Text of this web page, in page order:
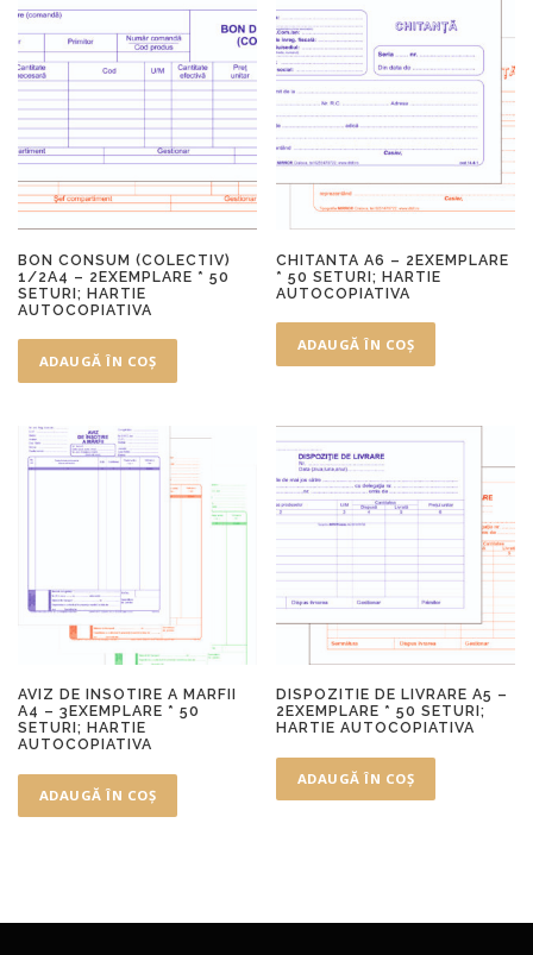
BON CONSUM (COLECTIV)
1/2A4 – 2EXEMPLARE * 50
SETURI; HARTIE
AUTOCOPIATIVA
ADAUGĂ ÎN COȘ
CHITANTA A6 – 2EXEMPLARE
* 50 SETURI; HARTIE
AUTOCOPIATIVA
ADAUGĂ ÎN COȘ
AVIZ DE INSOTIRE A MARFII
A4 – 3EXEMPLARE * 50
SETURI; HARTIE
AUTOCOPIATIVA
ADAUGĂ ÎN COȘ
DISPOZITIE DE LIVRARE A5 –
2EXEMPLARE * 50 SETURI;
HARTIE AUTOCOPIATIVA
ADAUGĂ ÎN COȘ